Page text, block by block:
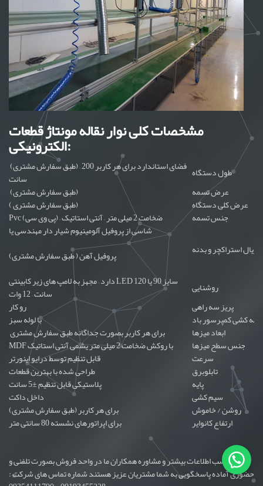
مشخصات کلی نوار نقاله مونتاژ قطعات
الکترونیکی:
(طبق سفارش مشتری) – فضای استاندارد برای هر کاربر 200
سانت
طول دستگاه
(طبق سفارش مشتری)
عرض تسمه
( طبق سفارش مشتری) عرض کلی دستگاه
Pvc (پی وی سی) – ضخامت 2 میلی متر – آنتی استاتیک جنس تسمه
شاسی از پروفیل آلومینیوم شیار دار مهندسی یا
پروفیل آهن ( طبق سفارش مشتری)
استراکچر و بدنه
دارد – مجهز به لامپ های زیر کابینتی LED سایز 90 یا 120
سانت – 12 وات
روشنایی
رو کار
پریز سه راهی
با لوله سبز لوله کشی کمپرسور باد
برای هر کاربر بصورت جداگانه طبق سفارش مشتری ابعاد میزها
MDF با روکش ضخامت 2 میلی متر یشمی آنتی استاتیک جنس سطح میزها
قابل تنظیم توسط درایو اینورتر سرعت
طراحی شده با بهترین قطعات تابلوبرق
پلاستیکی قابل تنظیم ±5 سانت پایه
داخل داکت سیم کشی
برای هر کاربر (طبق سفارش مشتری) روشن / خاموش
برای اپراتورهای نشسته 80 سانتی متر ارتفاع کانوایر
جهت کسب اطلاعات بیشتر و مشاوره همکاران ما در واحد فروش بصورت تلفنی و
حضوری آماده پاسخگویی به شما مشتریان عزیز هستند شماره تماس های شرکت :